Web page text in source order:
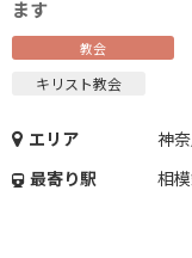
ます
教会
キリスト教会
エリア
神
最寄り駅
相